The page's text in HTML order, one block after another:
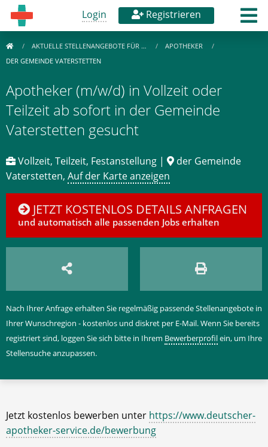
Login Registrieren
AKTUELLE STELLENANGEBOTE FÜR …
APOTHEKER
DER GEMEINDE VATERSTETTEN
Apotheker (m/w/d) in Vollzeit oder
Teilzeit ab sofort in der Gemeinde
Vaterstetten gesucht
Vollzeit, Teilzeit, Festanstellung |
der Gemeinde
Vaterstetten, Auf der Karte anzeigen
JETZT KOSTENLOS DETAILS ANFRAGEN
und automatisch alle passenden Jobs erhalten
Nach Ihrer Anfrage erhalten Sie regelmäßig passende Stellenangebote in
Ihrer Wunschregion - kostenlos und diskret per E-Mail. Wenn Sie bereits
registriert sind, loggen Sie sich bitte in Ihrem Bewerberprofilein, um Ihre
Stellensuche anzupassen.
Jetzt kostenlos bewerben unter https://www.deutscher-
apotheker-service.de/bewerbung